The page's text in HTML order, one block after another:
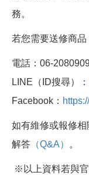
務。
若您需要送修商品
電話：06-
LINE（ID搜尋）：
Facebook：
如有維修或報修
解答 （Q&A） 。
※以上資料若與